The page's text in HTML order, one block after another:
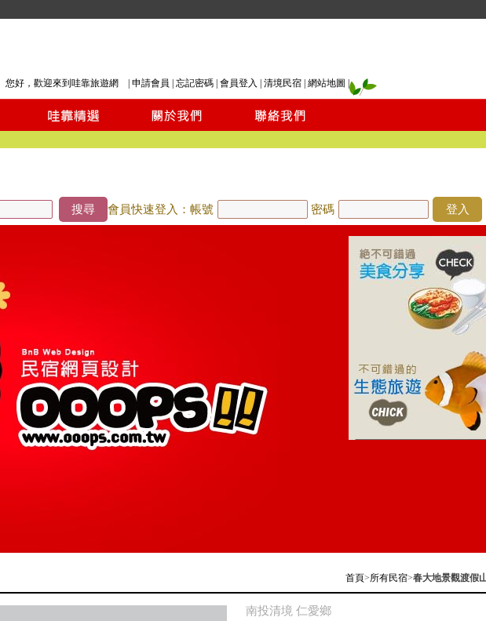
您好，歡迎來到哇靠旅遊網 | 申請會員 忘記密碼 會員登入 清境民宿 網站地圖
搜尋 會員快速登入：帳號 密碼 登入
首頁>所有民宿>春大地景觀渡假
南投清境 仁愛鄉